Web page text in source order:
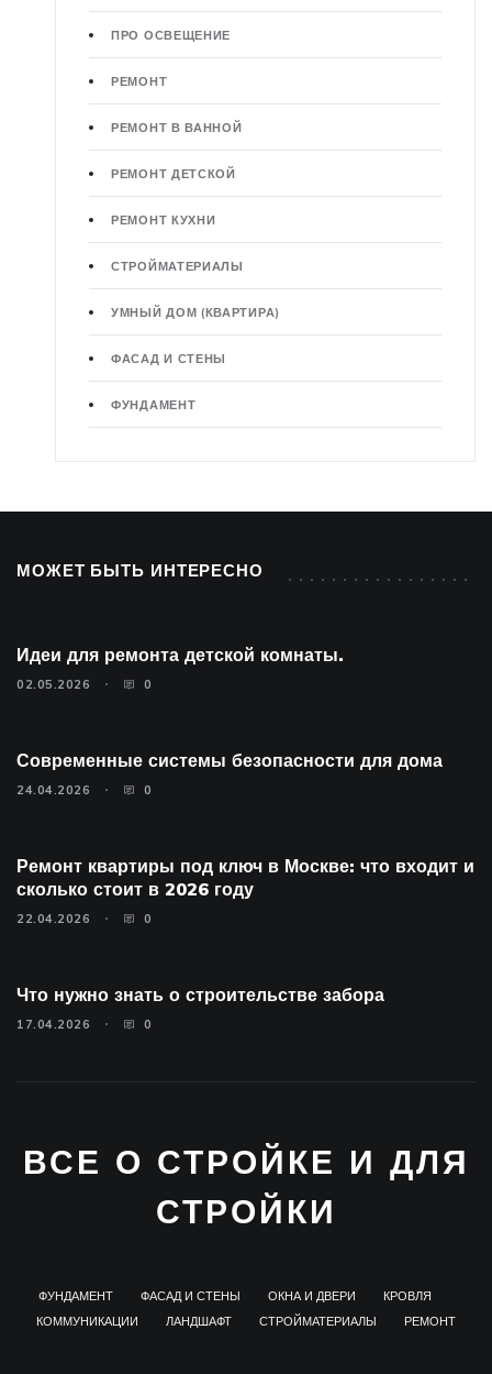
ПРО ОСВЕЩЕНИЕ
РЕМОНТ
РЕМОНТ В ВАННОЙ
РЕМОНТ ДЕТСКОЙ
РЕМОНТ КУХНИ
СТРОЙМАТЕРИАЛЫ
УМНЫЙ ДОМ (КВАРТИРА)
ФАСАД И СТЕНЫ
ФУНДАМЕНТ
МОЖЕТ БЫТЬ ИНТЕРЕСНО
Идеи для ремонта детской комнаты.
02.05.2026 0
Современные системы безопасности для дома
24.04.2026 0
Ремонт квартиры под ключ в Москве: что входит и
сколько стоит в 2026 году
22.04.2026 0
Что нужно знать о строительстве забора
17.04.2026 0
ВСЕ О СТРОЙКЕ И ДЛЯ
СТРОЙКИ
ФУНДАМЕНТ ФАСАД И СТЕНЫ ОКНА И ДВЕРИ
КРОВЛЯ
КОММУНИКАЦИИ
ЛАНДШАФТ СТРОЙМАТЕРИАЛЫ РЕМОНТ